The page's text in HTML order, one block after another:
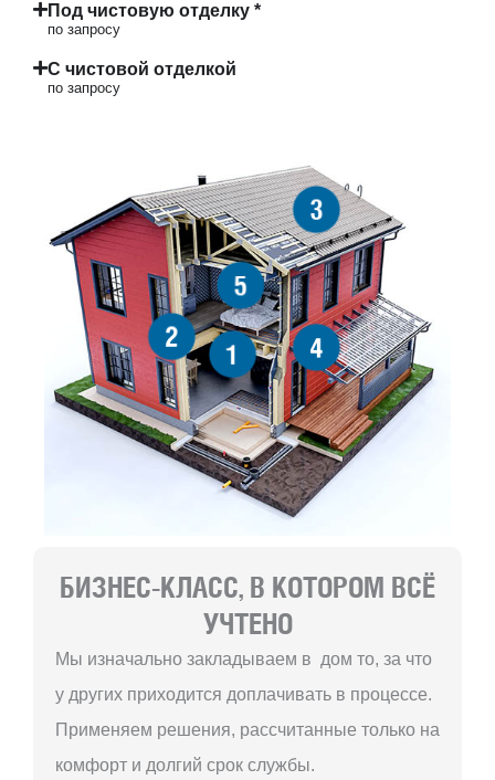
Под чистовую отделку *
по запросу
С чистовой отделкой
по запросу
1
2
3
4
5
БИЗНЕС-КЛАСС, В КОТОРОМ ВСЁ
УЧТЕНО
Мы изначально закладываем в дом то, за что
у других приходится доплачивать в процессе.
Применяем решения, рассчитанные только на
комфорт и долгий срок службы.